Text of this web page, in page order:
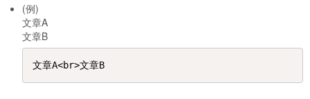
(例)
文章A
文章B